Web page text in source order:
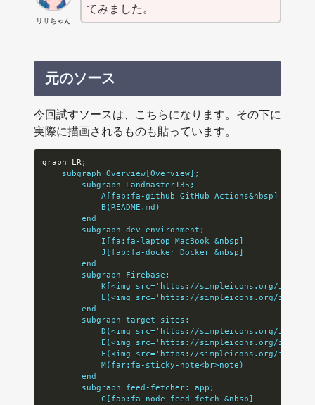
リサちゃん
てみました。
元のソース
今回試すソースは、こちらになります。その下に
実際に描画されるものも貼っています。
    subgraph Overview[Overview];
        subgraph Landmaster135;
            A[fab:fa-github GitHub Actions&nbsp]
            B(README.md)
        end
        subgraph dev environment;
            I[fa:fa-laptop MacBook &nbsp]
            J[fab:fa-docker Docker &nbsp]
        end
        subgraph Firebase;
K[<img src='https://simpleicons.org/icons/
L(<img src='https://simpleicons.org/
        end
        subgraph target sites;
D(<img src='https://simpleicons.org/icons/
E(<img src='https://simpleicons.org/icons/
F(<img src='https://simpleicons.org/icons/
            M(far:fa-sticky-note<br>note)
        end
        subgraph feed-fetcher: app;
            C[fab:fa-node feed-fetch &nbsp]